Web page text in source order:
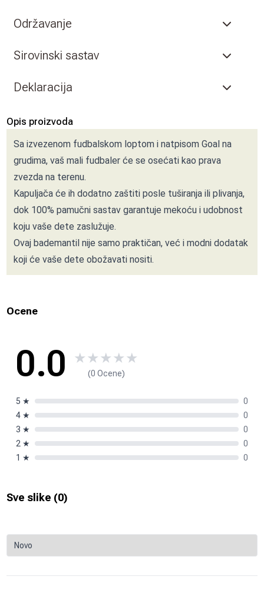
Održavanje
Sirovinski sastav
Deklaracija
Opis proizvoda
Sa izvezenom fudbalskom loptom i natpisom Goal na
grudima, vaš mali fudbaler će se osećati kao prava
zvezda na terenu.
Kapuljača će ih dodatno zaštiti posle tuširanja ili plivanja,
dok 100% pamučni sastav garantuje mekoću i udobnost
koju vaše dete zaslužuje.
Ovaj bademantil nije samo praktičan, već i modni dodatak
koji će vaše dete obožavati nositi.
Ocene
0.0 ★★★★★
(0 Ocene)
5 ★
0
4 ★
0
3 ★
0
2 ★
0
1 ★ 0
Sve slike (0)